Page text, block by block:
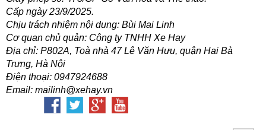
Cấp ngày 23/9/2025.
Chịu trách nhiệm nội dung: Bùi Mai Linh
Cơ quan chủ quản: Công ty TNHH Xe Hay
Địa chỉ: P802A, Toà nhà 47 Lê Văn Hưu, quận Hai Bà
Trưng, Hà Nội
Điện thoại: 0947924688
Email: mailinh@xehay.vn